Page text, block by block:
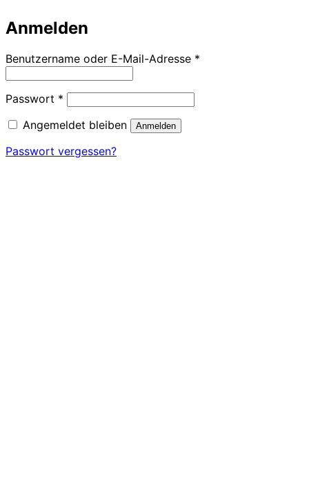
Anmelden
Benutzername oder E-Mail-Adresse *
Passwort * Erforderlich
Angemeldet bleiben
Anmelden
Passwort vergessen?